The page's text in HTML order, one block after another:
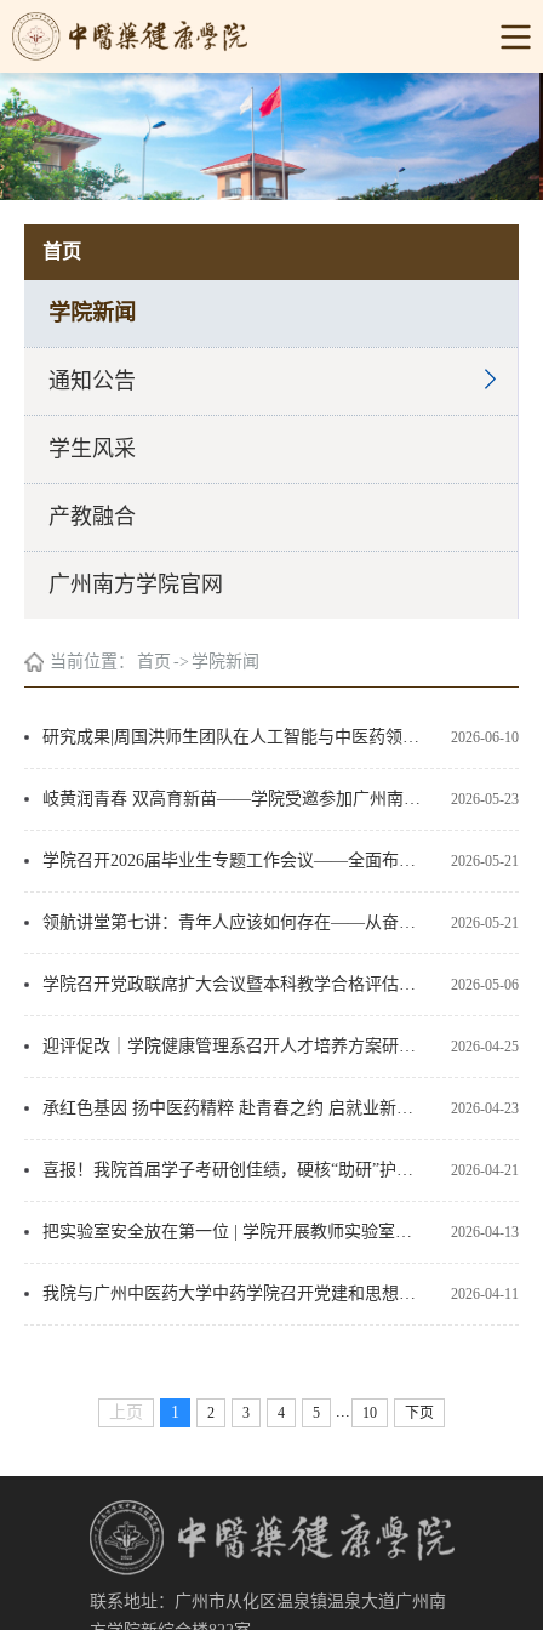
首页
学院新闻
通知公告
学生风采
产教融合
广州南方学院官网
当前位置： 首页 -> 学院新闻
2026-06-10
研究成果|周国洪师生团队在人工智能与中医药领域取得阶段性进展
2026-05-23
岐黄润青春 双高育新苗——学院受邀参加广州南方学院番禺附中科技节嘉年华
2026-05-21
学院召开2026届毕业生专题工作会议——全面布置安排毕业生相关工作
2026-05-21
领航讲堂第七讲：青年人应该如何存在——从奋斗与健康的角度
2026-05-06
学院召开党政联席扩大会议暨本科教学合格评估工作动员会
2026-04-25
迎评促改｜学院健康管理系召开人才培养方案研讨会议暨青年教师磨课教学交流活动
2026-04-23
承红色基因 扬中医药精粹 赴青春之约 启就业新篇—中医药健康学院2026年人才交流会圆满举行
2026-04-21
喜报！我院首届学子考研创佳绩，硬核“助研”护航升学梦
2026-04-13
把实验室安全放在第一位 | 学院开展教师实验室安全培训
2026-04-11
我院与广州中医药大学中药学院召开党建和思想政治工作结对共建推进会
上页 1 2 3 4 5 ... 10 下页
联系地址：广州市从化区温泉镇温泉大道广州南